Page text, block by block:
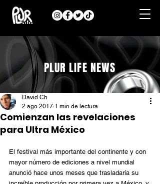
PLUR LIFE NEWS
Comienzan las revelaciones
para Ultra México
David Ch
2 ago 2017 1 min de lectura
El festival más importante del continente y con
mayor número de ediciones a nivel mundial
anunció hace unos meses que trasladaría su